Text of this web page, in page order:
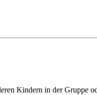
Kindern in der Gruppe